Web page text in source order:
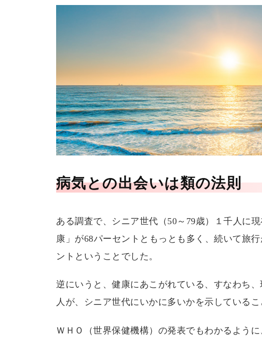
病気との出会いは類の法則
ある調査で、シニア世代（50～79歳）１千人に
康」が68パーセントともっとも多く、続いて旅
ントということでした。
逆にいうと、健康にあこがれている、すなわち
人が、シニア世代にいかに多いかを示しているこ
ＷＨＯ（世界保健機構）の発表でもわかるよう